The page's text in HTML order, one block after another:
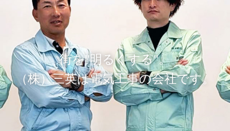
街を"明るくする"。
（株）三英は電気工事の会社です。